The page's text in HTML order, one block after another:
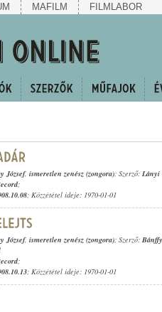
MAFILM FILMLABOR
József, ismeretlen zenész (zongora); Szerző: Lányi
;
; Közzététel ideje: 1970-01-01
József, ismeretlen zenész (zongora); Szerző:
;
; Közzététel ideje: 1970-01-01